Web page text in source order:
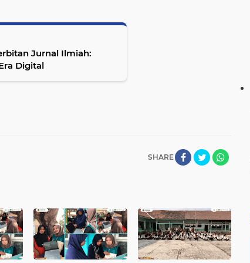
Jurnal Ilmiah:
Digital
SHARE